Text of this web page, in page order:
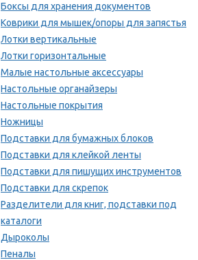
Боксы для хранения документов
Коврики для мышек/опоры для запястья
Лотки вертикальные
Лотки горизонтальные
Малые настольные аксессуары
Настольные органайзеры
Настольные покрытия
Ножницы
Подставки для бумажных блоков
Подставки для клейкой ленты
Подставки для пишущих инструментов
Подставки для скрепок
Разделители для книг, подставки под
каталоги
Дыроколы
Пеналы